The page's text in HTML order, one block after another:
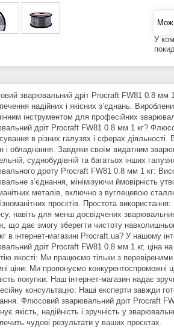
У
зварювальний дріт Procraft FW81 0.8 мм
надійних і якісних з’єднань.
інструментом для професійних
дріт Procraft FW81 0.8 мм 1 кг?
в різних галузях і сферах
і обладнання. Завдяки своїм видатним
суднобудівній та багатьох інших
дроту Procraft FW81 0.8 мм 1 кг:
з’єднання, мінімізуючи ймовірність
металів, включно з вуглецевою
проєктів. Простота
навіть для менш досвідчених
що дає змогу зберегти чистоту
в інтернет-магазині Procraft.ua? У нашому
дріт Procraft FW81 0.8 мм 1 кг, ціна
якості: Ми працюємо тільки з
ціни: Ми пропонуємо
покупки: Наш інтернет-магазин надає
консультацію: Наші експерти завжди
Флюсовий зварювальний дріт Procraft
якість, надійність і зручність у
чудові результати у ваших проєктах.